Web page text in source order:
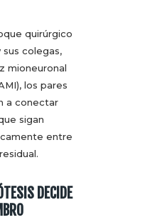
quirúrgico
colegas,
mioneuronal
los pares
a conectar
sigan
entre
DECIDE